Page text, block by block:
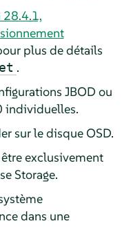
28.4.1,
plus de détails
.
JBOD ou
individuelles.
sur le disque OSD.
exclusivement
Storage.
dans une